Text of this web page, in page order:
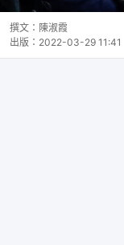
撰文： 陳淑霞
出版： 2022-03-29 11:41